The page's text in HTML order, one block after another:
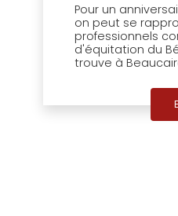
Pour un
on peut se
professionnels
d'équitation du
trouve à